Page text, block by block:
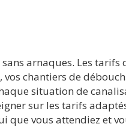
arnaques. Les tarifs
chantiers de
situation de
sur les tarifs
que vous attendiez et